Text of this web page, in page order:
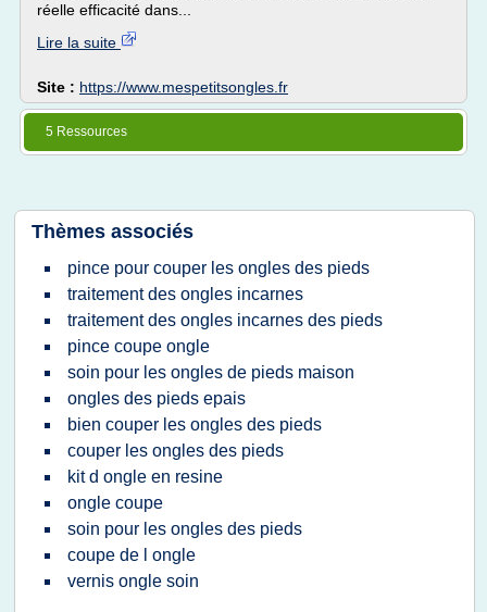
réelle efficacité dans...
Lire la suite
Site : https://www.mespetitsongles.fr
5 Ressources
Thèmes associés
pince pour couper les ongles des pieds
traitement des ongles incarnes
traitement des ongles incarnes des pieds
pince coupe ongle
soin pour les ongles de pieds maison
ongles des pieds epais
bien couper les ongles des pieds
couper les ongles des pieds
kit d ongle en resine
ongle coupe
soin pour les ongles des pieds
coupe de l ongle
vernis ongle soin